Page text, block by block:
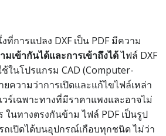
ที่การแปลง DXF เป็น PDF มีความ
มเข้ากันได้และการเข้าถึงได้ไฟล์ DXF
ช้ในโปรแกรม CAD (Computer-
ความว่าการเปิดและแก้ไขไฟล์เหล่า
ร์เฉพาะทางที่มีราคาแพงและอาจไม่
นทางตรงกันข้าม ไฟล์ PDF เป็นรูป
เปิดได้บนอุปกรณ์เกือบทุกชนิด ไม่ว่า